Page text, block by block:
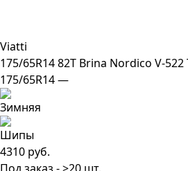
Viatti
175/65R14 82T Brina Nordico V-
175/65R14 —
4310 руб.